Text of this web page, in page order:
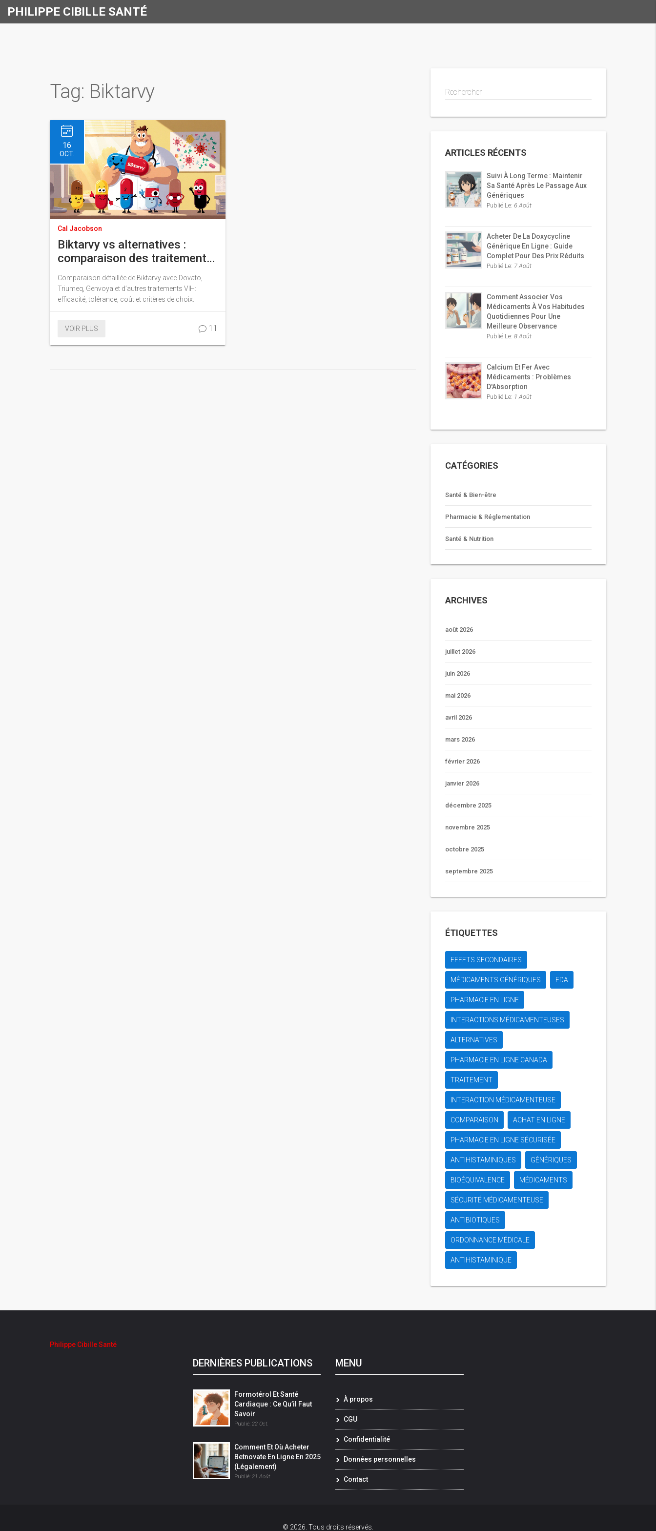
PHILIPPE CIBILLE SANTÉ
Tag: Biktarvy
16
OCT.
Cal Jacobson
Biktarvy vs alternatives :
comparaison des traitements
antirétroviraux pour le VIH
Comparaison détaillée de Biktarvy avec Dovato,
Triumeq, Genvoya et d’autres traitements VIH:
efficacité, tolérance, coût et critères de choix.
VOIR PLUS 11
Rechercher
ARTICLES RÉCENTS
Suivi À Long Terme : Maintenir
Sa Santé Après Le Passage Aux
Génériques
Publié Le: 6 Août
Acheter De La Doxycycline
Générique En Ligne : Guide
Complet Pour Des Prix Réduits
Publié Le: 7 Août
Comment Associer Vos
Médicaments À Vos Habitudes
Quotidiennes Pour Une
Meilleure Observance
Publié Le: 8 Août
Calcium Et Fer Avec
Médicaments : Problèmes
D'Absorption
Publié Le: 1 Août
CATÉGORIES
Santé & Bien-être
Pharmacie & Réglementation
Santé & Nutrition
ARCHIVES
août 2026
juillet 2026
juin 2026
mai 2026
avril 2026
mars 2026
février 2026
janvier 2026
décembre 2025
novembre 2025
octobre 2025
septembre 2025
ÉTIQUETTES
EFFETS SECONDAIRES
MÉDICAMENTS GÉNÉRIQUES FDA
PHARMACIE EN LIGNE
INTERACTIONS MÉDICAMENTEUSES
ALTERNATIVES
PHARMACIE EN LIGNE CANADA
TRAITEMENT
INTERACTION MÉDICAMENTEUSE
COMPARAISON ACHAT EN LIGNE
PHARMACIE EN LIGNE SÉCURISÉE
ANTIHISTAMINIQUES GÉNÉRIQUES
BIOÉQUIVALENCE MÉDICAMENTS
SÉCURITÉ MÉDICAMENTEUSE
ANTIBIOTIQUES
ORDONNANCE MÉDICALE
ANTIHISTAMINIQUE
Philippe Cibille Santé
DERNIÈRES PUBLICATIONS
Formotérol Et Santé
Cardiaque : Ce Qu’il Faut
Savoir
Publié: 22 Oct.
Comment Et Où Acheter
Betnovate En Ligne En 2025
(légalement)
Publié: 21 Août
MENU
À propos
CGU
Confidentialité
Données personnelles
Contact
© 2026. Tous droits réservés.